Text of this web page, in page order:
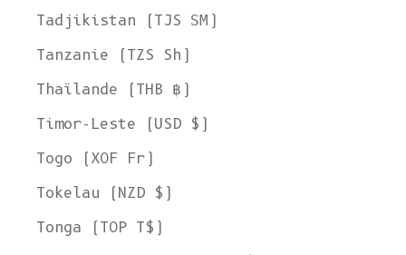
Tadjikistan (TJS ЅМ)
Tanzanie (TZS Sh)
Thaïlande (THB ฿)
Timor-Leste (USD $)
Togo (XOF Fr)
Tokelau (NZD $)
Tonga (TOP T$)